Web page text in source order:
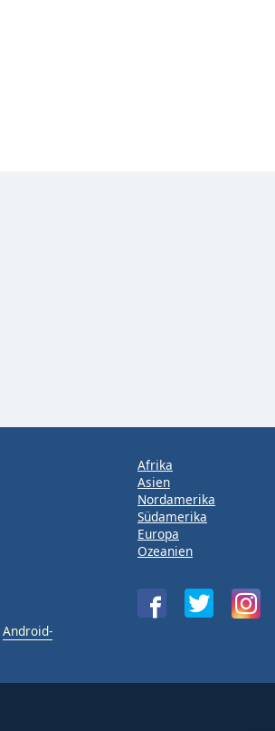
Android-
Afrika
Asien
Nordamerika
Südamerika
Europa
Ozeanien